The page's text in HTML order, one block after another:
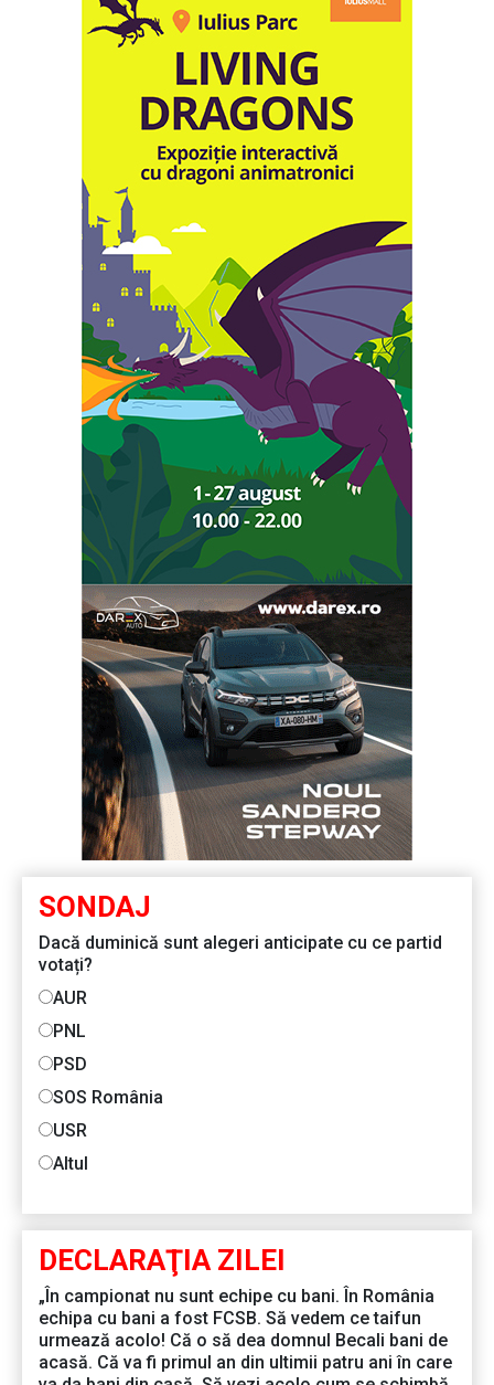
SONDAJ
Dacă duminică sunt alegeri anticipate cu ce partid
votați?
AUR
PNL
PSD
SOS România
USR
Altul
DECLARAŢIA ZILEI
„În campionat nu sunt echipe cu bani. În România
echipa cu bani a fost FCSB. Să vedem ce taifun
urmează acolo! Că o să dea domnul Becali bani de
acasă. Că va fi primul an din ultimii patru ani în care